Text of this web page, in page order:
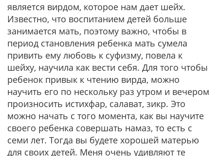
является вирдом, которое нам дает шейх.
Известно, что воспитанием детей больше
занимается мать, поэтому важно, чтобы в
период становления ребенка мать сумела
привить ему любовь к суфизму, повела к
шейху, научила как вести себя. Для того чтобы
ребенок привык к чтению вирда, можно
научить его по нескольку раз утром и вечером
произносить истихфар, салават, зикр. Это
можно начать с того момента, как вы научите
своего ребенка совершать намаз, то есть с
семи лет. Тогда вы будете хорошей матерью
для своих детей. Меня очень удивляют те